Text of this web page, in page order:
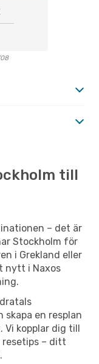
till
– det är
Stockholm för
i Grekland eller
nytt i Naxos
en resplan
Vi kopplar dig till
resetips – ditt